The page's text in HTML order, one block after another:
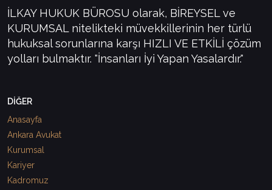
İLKAY HUKUK BÜROSU olarak, BİREYSEL ve
KURUMSAL nitelikteki müvekkillerinin her türlü
hukuksal sorunlarına karşı HIZLI VE ETKİLİ çözüm
yolları bulmaktır. "İnsanları İyi Yapan Yasalardır."
DİĞER
Anasayfa
Ankara Avukat
Kurumsal
Kariyer
Kadromuz